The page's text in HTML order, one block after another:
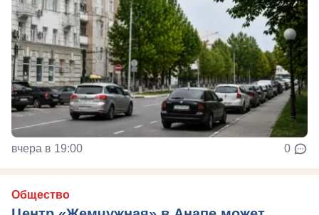
вчера в 19:00 0
Общество